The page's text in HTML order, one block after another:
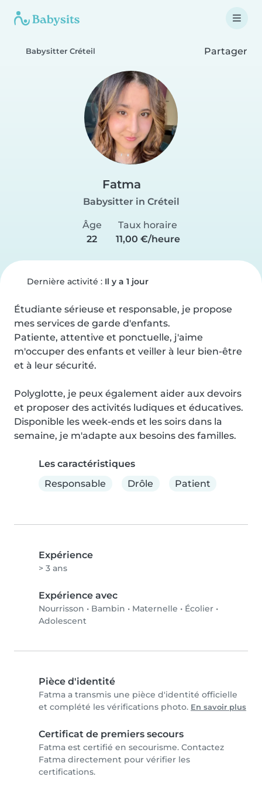
Babysitter Créteil Partager
Fatma
Babysitter in Créteil
Âge
22
Taux horaire
11,00 €/heure
Dernière activité : Il y a 1 jour
Étudiante sérieuse et responsable, je propose
mes services de garde d'enfants.
Patiente, attentive et ponctuelle, j'aime
m'occuper des enfants et veiller à leur bien-être
et à leur sécurité.
Polyglotte, je peux également aider aux devoirs
et proposer des activités ludiques et éducatives.
Disponible les week-ends et les soirs dans la
semaine, je m'adapte aux besoins des familles.
Les caractéristiques
Responsable
Drôle Patient
Expérience
> 3 ans
Expérience avec
Nourrisson • Bambin • Maternelle • Écolier •
Adolescent
Pièce d'identité
Fatma a transmis une pièce d'identité officielle
et complété les vérifications photo. En savoir plus
Certificat de premiers secours
Fatma est certifié en secourisme. Contactez
Fatma directement pour vérifier les
certifications.